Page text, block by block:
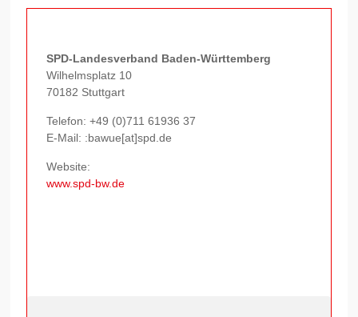
SPD-Landesverband Baden-Württemberg
Wilhelmsplatz 10
70182 Stuttgart
Telefon:+49 (0)711 61936 37
E-Mail: :bawue[at]spd.de
Website:
www.spd-bw.de